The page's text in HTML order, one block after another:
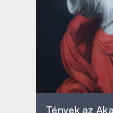
Tények az